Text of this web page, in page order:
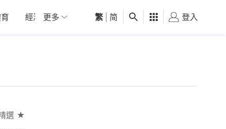
經濟 01深圳 觀點 健康 好食玩飛
更多 繁 简 登入
選 ★